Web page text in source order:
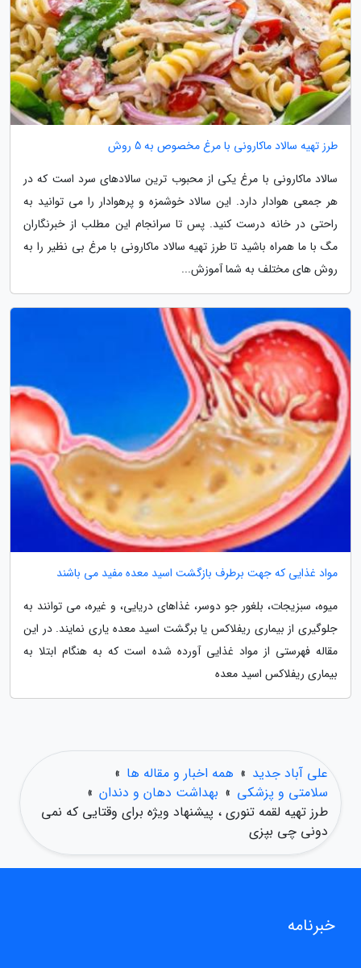
طرز تهیه سالاد ماکارونی با مرغ مخصوص به 5 روش
سالاد ماکارونی با مرغ یکی از محبوب ترین سالادهای سرد است که در
هر جمعی هوادار دارد. این سالاد خوشمزه و پرهوادار را می توانید به
راحتی در خانه درست کنید. پس تا سرانجام این مطلب از خبرنگاران
مگ با ما همراه باشید تا طرز تهیه سالاد ماکارونی با مرغ بی نظیر را به
روش های مختلف به شما آموزش...
مواد غذایی که جهت برطرف بازگشت اسید معده مفید می باشند
میوه، سبزیجات، بلغور جو دوسر، غذاهای دریایی، و غیره، می توانند به
جلوگیری از بیماری ریفلاکس یا برگشت اسید معده یاری نمایند. در این
مقاله فهرستی از مواد غذایی آورده شده است که به هنگام ابتلا به
بیماری ریفلاکس اسید معده
علی آباد جدید » همه اخبار و مقاله ها »
سلامتی و پزشکی » بهداشت دهان و دندان »
طرز تهیه لقمه تنوری ، پیشنهاد ویژه برای وقتایی که نمی
دونی چی بپزی
خبرنامه